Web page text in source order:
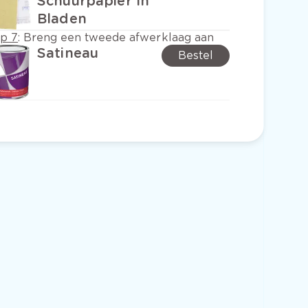
Bladen
7: Breng een tweede afwerklaag aan
Satineau Bestel